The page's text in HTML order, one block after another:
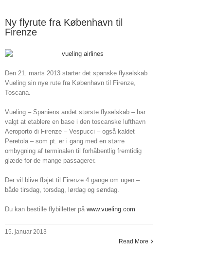
Ny flyrute fra København til
Firenze
Den 21. marts 2013 starter det spanske flyselskab
Vueling sin nye rute fra København til Firenze,
Toscana.
Vueling – Spaniens andet største flyselskab – har
valgt at etablere en base i den toscanske lufthavn
Aeroporto di Firenze – Vespucci – også kaldet
Peretola – som pt. er i gang med en større
ombygning af terminalen til forhåbentlig fremtidig
glæde for de mange passagerer.
Der vil blive fløjet til Firenze 4 gange om ugen –
både tirsdag, torsdag, lørdag og søndag.
Du kan bestille flybilletter på www.vueling.com
15. januar 2013
Read More